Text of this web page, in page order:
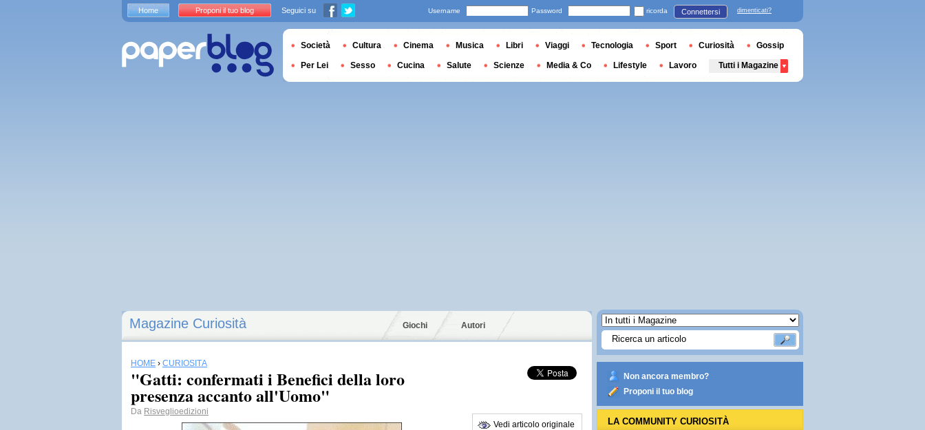
Magazine Curiosità Giochi Autori
HOME › CURIOSITÀ
"Gatti: confermati i Benefici della loro
presenza accanto all'Uomo"
Da Risveglioedizioni
Vedi articolo originale
Non ancora membro?
Proponi il tuo blog
LA COMMUNITY CURIOSITÀ
Home Proponi il tuo blog Seguici su Username Password ricorda Connettersi dimenticati?
Società Cultura Cinema Musica Libri Viaggi Tecnologia Sport Curiosità Gossip
Per Lei Sesso Cucina Salute Scienze Media & Co Lifestyle Lavoro Tutti i Magazine